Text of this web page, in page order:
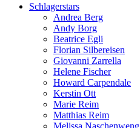
Schlagerstars
Andrea Berg
Andy Borg
Beatrice Egli
Florian Silbereisen
Giovanni Zarrella
Helene Fischer
Howard Carpendale
Kerstin Ott
Marie Reim
Matthias Reim
Melissa Naschenweng